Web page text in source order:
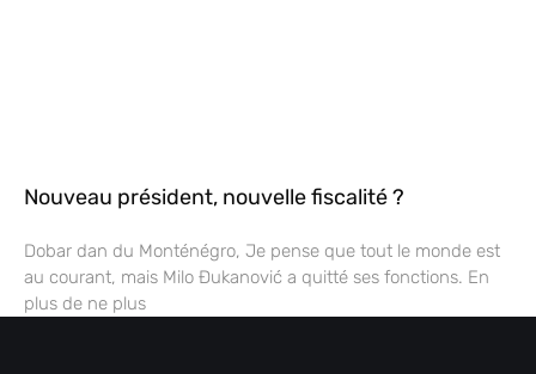
Nouveau président, nouvelle fiscalité ?
Dobar dan du Monténégro, Je pense que tout le monde est
au courant, mais Milo Đukanović a quitté ses fonctions. En
plus de ne plus